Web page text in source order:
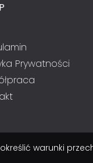
Prywatności
warunki